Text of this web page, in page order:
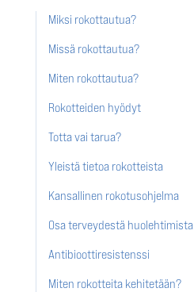
Miksi rokottautua?
Missä rokottautua?
Miten rokottautua?
Rokotteiden hyödyt
Totta vai tarua?
Yleistä tietoa rokotteista
Kansallinen rokotusohjelma
Osa terveydestä huolehtimista
Antibioottiresistenssi
Miten rokotteita kehitetään?